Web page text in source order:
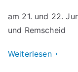
am 21. und 22.
und Remscheid
Weiterlesen